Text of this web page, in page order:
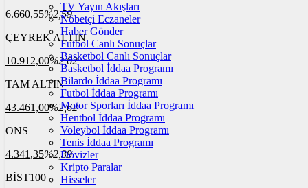
6.660,55%2,59
ÇEYREK ALTIN
10.912,00%2,62
TAM ALTIN
43.461,00%2,62
ONS
4.341,35%2,39
BİST100
TV Yayın Akışları
Nöbetçi Eczaneler
Haber Gönder
Futbol Canlı Sonuçlar
Basketbol Canlı Sonuçlar
Basketbol İddaa Programı
Bilardo İddaa Programı
Futbol İddaa Programı
Motor Sporları İddaa Programı
Hentbol İddaa Programı
Voleybol İddaa Programı
Tenis İddaa Programı
Dövizler
Kripto Paralar
Hisseler